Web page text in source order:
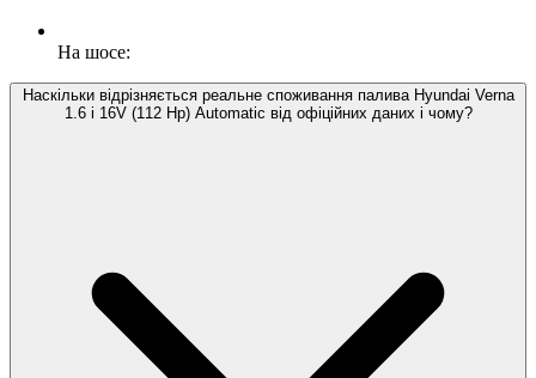
На шосе:
Наскільки відрізняється реальне споживання палива Hyundai Verna
1.6 i 16V (112 Hp) Automatic від офіційних даних і чому?